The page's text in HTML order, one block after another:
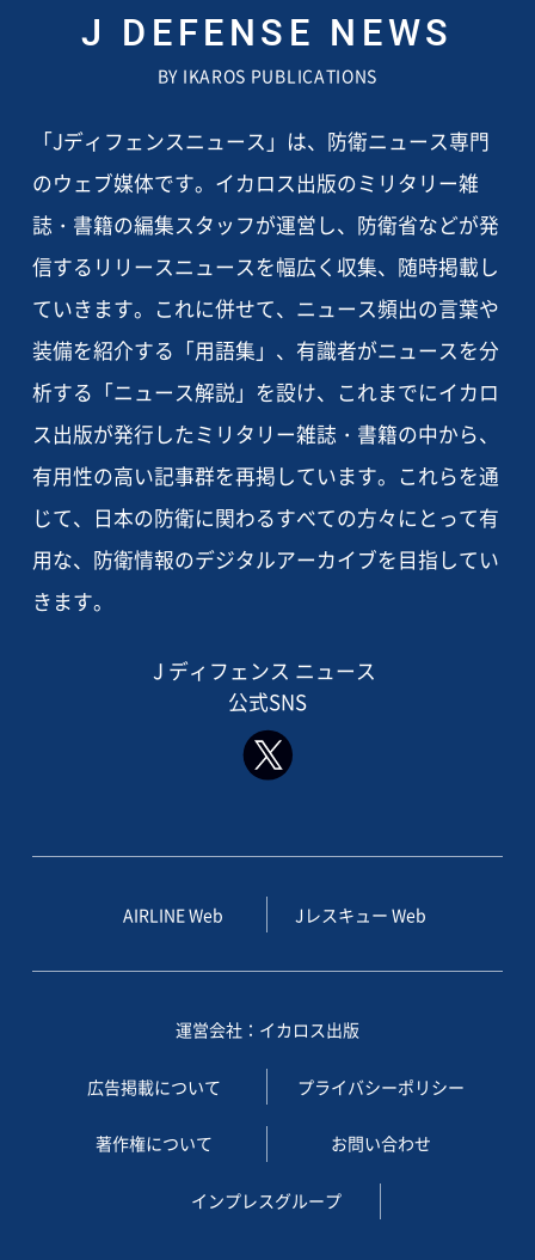
J DEFENSE NEWS
BY IKAROS PUBLICATIONS
「Jディフェンスニュース」は、防衛ニュース専門
のウェブ媒体です。イカロス出版のミリタリー雑
誌・書籍の編集スタッフが運営し、防衛省などが発
信するリリースニュースを幅広く収集、随時掲載し
ていきます。これに併せて、ニュース頻出の言葉や
装備を紹介する「用語集」、有識者がニュースを分
析する「ニュース解説」を設け、これまでにイカロ
ス出版が発行したミリタリー雑誌・書籍の中から、
有用性の高い記事群を再掲しています。これらを通
じて、日本の防衛に関わるすべての方々にとって有
用な、防衛情報のデジタルアーカイブを目指してい
きます。
J ディフェンス ニュース
公式SNS
AIRLINE Web Jレスキュー Web
運営会社：イカロス出版
広告掲載について プライバシーポリシー
著作権について お問い合わせ
インプレスグループ